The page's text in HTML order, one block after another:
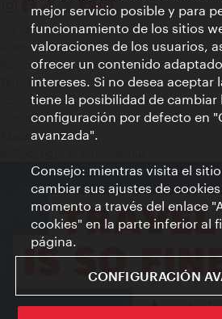
Contacto
Aviso legal
Política de privacidad de datos
Terms of Use
Accesibilidad
Contacto para la prensa
Ajustes de cookie
mejor servicio posible y para
funcionamiento de los sitios
valoraciones de los usuarios,
ofrecer un contenido
intereses. Si no desea aceptar
tiene la posibilidad de cambiar
configuración por defecto en
avanzada".
Consejo: mientras visita el
cambiar sus ajustes de
momento a través del enlace
cookies" en la parte inferior al
página.
CONFIGURACIÓN